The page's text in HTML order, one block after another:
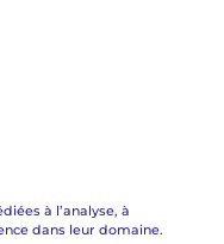
à l’analyse, à
dans leur domaine.